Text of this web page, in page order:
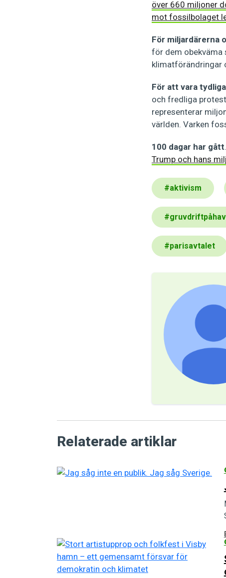
över 660 miljoner
mot fossilbolaget
För miljardärerna
för dem obekväma
klimatförändringar
För att vara tydliga
och fredliga
representerar
världen. Varken
100 dagar har gått
Trump och hans
#aktivism
#
#parisavtalet
Relaterade artiklar